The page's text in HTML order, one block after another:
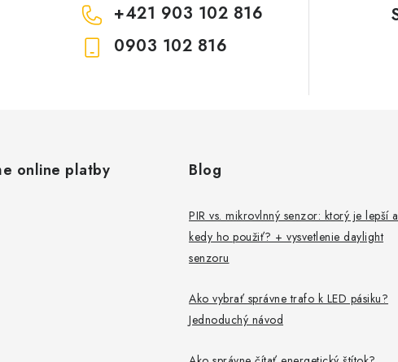
+421 903 102 816
0903 102 816
online platby Blog
PIR vs. mikrovlnný senzor: ktorý je lepší a
kedy ho použiť? + vysvetlenie daylight
senzoru
Ako vybrať správne trafo k LED pásiku?
Jednoduchý návod